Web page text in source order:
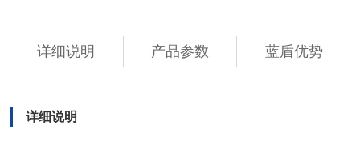
详细说明 产品参数 蓝盾优势
详细说明